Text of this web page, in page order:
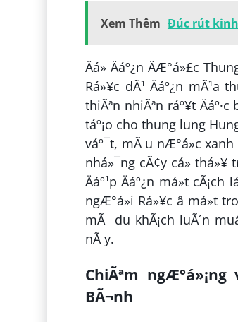
Xem Thêm Đúc rút kinh
Äá» Äáº¿n ÄÆ°á»£c
Rá»¥c dÃ¹ Äáº¿n
thiÃªn nhiÃªn ráº¥t
táº¡o cho thung lung
váº¯t, mÃ u nÆ°á»c xanh
nhá»¯ng cÃ¢y cá»
Äáº¹p Äáº¿n má»t
ngÆ°á»i Rá»¥c â má»t
mÃ du khÃ¡ch luÃ´n
nÃ y.
ChiÃªm ngÆ°á»¡ng
BÃ¬nh